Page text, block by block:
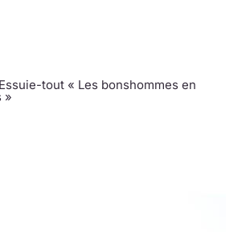
tout « Les bonshommes en
»